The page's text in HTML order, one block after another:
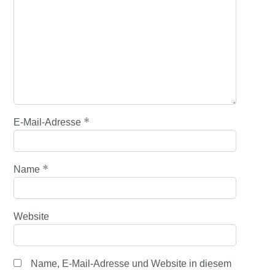
E-Mail-Adresse *
Name *
Website
Name, E-Mail-Adresse und Website in diesem